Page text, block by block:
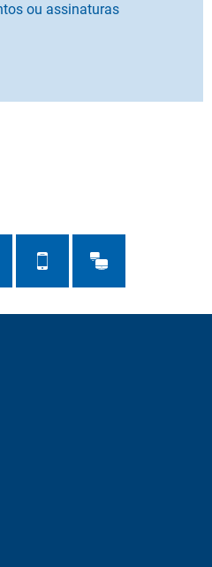
ou assinaturas